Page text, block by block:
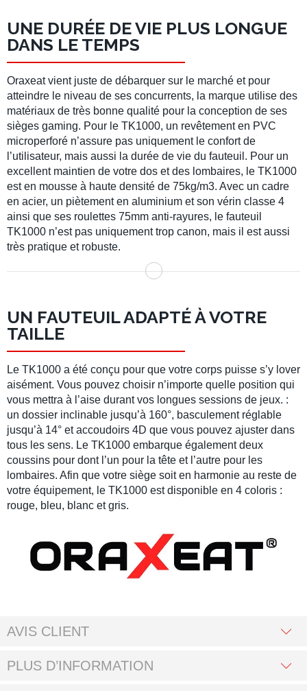
UNE DURÉE DE VIE PLUS LONGUE
DANS LE TEMPS
Oraxeat vient juste de débarquer sur le marché et pour
atteindre le niveau de ses concurrents, la marque utilise des
matériaux de très bonne qualité pour la conception de ses
sièges gaming. Pour le TK1000, un revêtement en PVC
microperforé n’assure pas uniquement le confort de
l’utilisateur, mais aussi la durée de vie du fauteuil. Pour un
excellent maintien de votre dos et des lombaires, le TK1000
est en mousse à haute densité de 75kg/m3. Avec un cadre
en acier, un piètement en aluminium et son vérin classe 4
ainsi que ses roulettes 75mm anti-rayures, le fauteuil
TK1000 n’est pas uniquement trop canon, mais il est aussi
très pratique et robuste.
UN FAUTEUIL ADAPTÉ À VOTRE
TAILLE
Le TK1000 a été conçu pour que votre corps puisse s’y lover
aisément. Vous pouvez choisir n’importe quelle position qui
vous mettra à l’aise durant vos longues sessions de jeux. :
un dossier inclinable jusqu’à 160°, basculement réglable
jusqu’à 14° et accoudoirs 4D que vous pouvez ajuster dans
tous les sens. Le TK1000 embarque également deux
coussins pour dont l’un pour la tête et l’autre pour les
lombaires. Afin que votre siège soit en harmonie au reste de
votre équipement, le TK1000 est disponible en 4 coloris :
rouge, bleu, blanc et gris.
AVIS CLIENT
PLUS D’INFORMATION